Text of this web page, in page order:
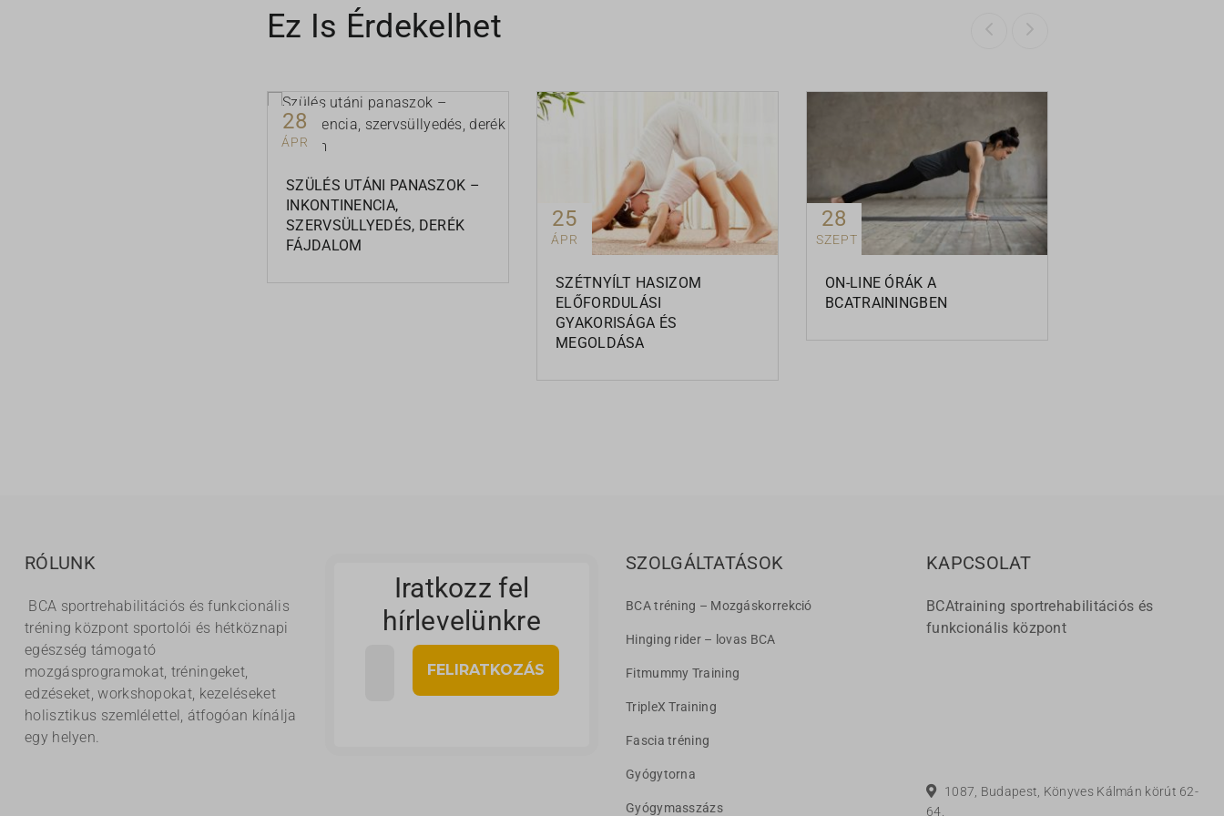
Ez Is Érdekelhet
28
ÁPR
SZÜLÉS UTÁNI PANASZOK –
INKONTINENCIA,
SZERVSÜLLYEDÉS, DERÉK
FÁJDALOM
25
ÁPR
SZÉTNYÍLT HASIZOM
ELŐFORDULÁSI
GYAKORISÁGA ÉS
MEGOLDÁSA
28
SZEPT
ON-LINE ÓRÁK A
BCATRAININGBEN
RÓLUNK
BCA sportrehabilitációs és funkcionális
tréning központ sportolói és hétköznapi
egészség támogató
mozgásprogramokat, tréningeket,
edzéseket, workshopokat, kezeléseket
holisztikus szemlélettel, átfogóan kínálja
egy helyen.
Iratkozz fel
hírlevelünkre
SZOLGÁLTATÁSOK
BCA tréning – Mozgáskorrekció
Hinging rider – lovas BCA
Fitmummy Training
TripleX Training
Fascia tréning
Gyógytorna
Gyógymasszázs
KAPCSOLAT
BCAtraining sportrehabilitációs és
funkcionális központ
1087, Budapest, Könyves Kálmán körút 62-
64.
perf_*